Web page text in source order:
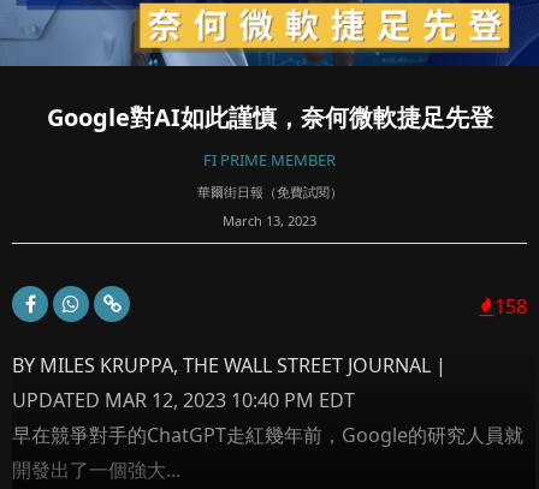
Google對AI如此謹慎，奈何微軟捷足先登
FI PRIME MEMBER
華爾街日報（免費試閱）
March 13, 2023
158
BY MILES KRUPPA, THE WALL STREET JOURNAL |
UPDATED MAR 12, 2023 10:40 PM EDT
早在競爭對手的ChatGPT走紅幾年前，Google的研究人員就
開發出了一個強大...